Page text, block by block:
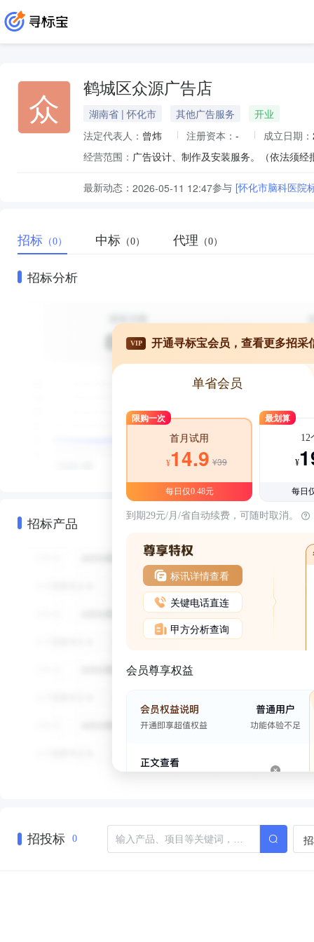
众 鹤城区众源广告店
湖南省 | 怀化市 其他广告服务
开业
法定代表人： 曾炜 注册资本： - 成立日期：
经营范围： 广告设计、制作及安装服务。（依法须
最新动态： 2026-05-11 12:47参与 [怀化市脑科医院
招标 （0） 中标 （0） 代理 （0）
招标分析
招标产品
VIP 开通寻标宝会员，查看更多招采
单省会员
限购一次
首月试用
¥14.9 ¥39
每日仅0.48元
最划算
12
¥
每日
到期29元/月/省自动续费，可随时取消。
标讯详情查看
关键电话直连
甲方分析查询
会员尊享权益
招投标 0